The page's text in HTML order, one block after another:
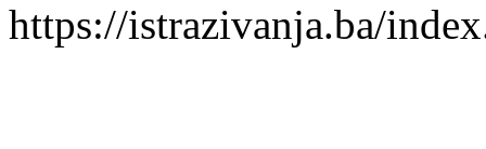
https://istrazivanja.ba/